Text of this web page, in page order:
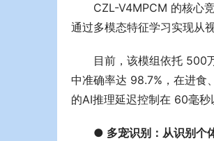
CZL-V4MPCM 的核心
通过多模态特征学习实现从
目前，该模组依托 500
中准确率达 98.7%，在进食
的AI推理延迟控制在 60毫秒
● 多宠识别：从识别个